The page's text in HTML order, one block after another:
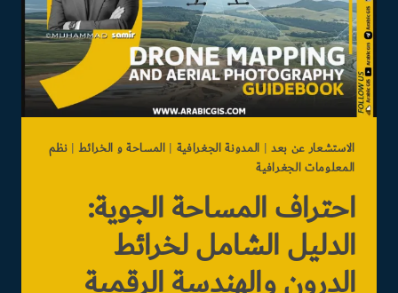
الاستشعار عن بعد| المدونة الجغرافية | المساحة و الخرائط | نظم
المعلومات الجغرافية
احتراف المساحة الجوية:
الدليل الشامل لخرائط